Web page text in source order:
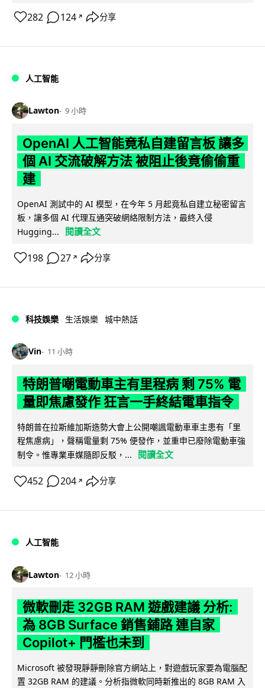
282 124 ↗ 分享
人工智能
Lawton 9 小時
OpenAI 人工智能竟私自建留言板 讓多
個 AI 交流破解方法 被阻止後竟偷偷重
建
OpenAI 測試中的 AI 模型，在今年 5 月起竟私自建立秘密留言
板，讓多個 AI 代理互通突破網絡限制方法，最終入侵
Hugging...
閱讀全文
198 27 ↗ 分享
科技娛樂 生活娛樂 城中熱話
Vin 11 小時
特朗普嘲電動車主有里程病 剩 75% 電
量即焦慮發作 狂言一手終結電車指令
特朗普在拉斯維加斯造勢大會上公開嘲諷電動車車主患有「里
程焦慮病」，聲稱電量剩 75% 便發作，並重申已廢除電動車強
制令。惟專業車媒隨即反駁，...
閱讀全文
452 204 ↗ 分享
人工智能
Lawton 12 小時
微軟刪走 32GB RAM 遊戲建議 分析:
為 8GB Surface 銷售鋪路 連自家
Copilot+ 門檻也未到
Microsoft 被發現靜靜刪除官方網站上，對遊戲玩家要為電腦配
置 32GB RAM 的建議。分析指微軟同時新推出的 8GB RAM 入